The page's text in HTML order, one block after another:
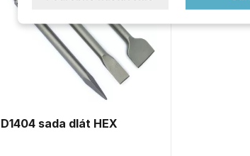
D1404 sada dlát HEX